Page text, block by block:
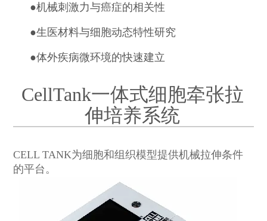
●机械刺激力与癌症的相关性
●生医材料与细胞动态特性研究
●体外疾病微环境的快速建立
CellTank一体式细胞牵张拉
伸培养系统
CELL TANK为细胞和组织模型提供机械拉伸条件
的平台。